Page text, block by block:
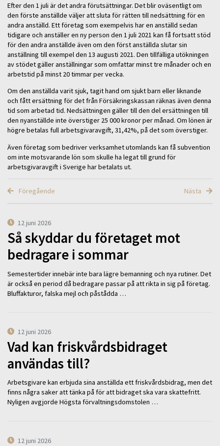
Efter den 1 juli är det andra förutsättningar. Det blir oväsentligt om
den förste anställde väljer att sluta för rätten till nedsättning för en
andra anställd. Ett företag som exempelvis har en anställd sedan
tidigare och anställer en ny person den 1 juli 2021 kan få fortsatt stöd
för den andra anställde även om den först anställda slutar sin
anställning till exempel den 13 augusti 2021. Den tillfälliga utökningen
av stödet gäller anställningar som omfattar minst tre månader och en
arbetstid på minst 20 timmar per vecka.
Om den anställda varit sjuk, tagit hand om sjukt barn eller liknande
och fått ersättning för det från Försäkringskassan räknas även denna
tid som arbetad tid. Nedsättningen gäller till den del ersättningen till
den nyanställde inte överstiger 25 000 kronor per månad. Om lönen är
högre betalas full arbetsgivaravgift, 31,42%, på det som överstiger.
Även företag som bedriver verksamhet utomlands kan få subvention
om inte motsvarande lön som skulle ha legat till grund för
arbetsgivaravgift i Sverige har betalats ut.
Föregående Nästa
12 juni 2026
Så skyddar du företaget mot
bedragare i sommar
Semestertider innebär inte bara lägre bemanning och nya rutiner. Det
är också en period då bedragare passar på att rikta in sig på företag.
Bluffakturor, falska mejl och påstådda …
12 juni 2026
Vad kan friskvårdsbidraget
användas till?
Arbetsgivare kan erbjuda sina anställda ett friskvårdsbidrag, men det
finns några saker att tänka på för att bidraget ska vara skattefritt.
Nyligen avgjorde Högsta förvaltningsdomstolen …
12 juni 2026